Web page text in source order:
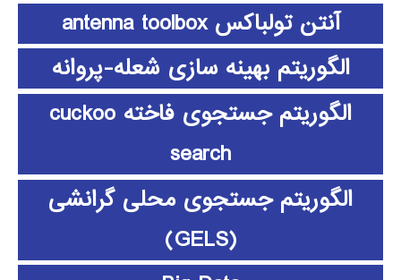
آنتن تولباکس antenna toolbox
الگوریتم بهینه سازی شعله-پروانه
الگوریتم جستجوی فاخته cuckoo
search
الگوریتم جستجوی محلی گرانشی
(GELS)